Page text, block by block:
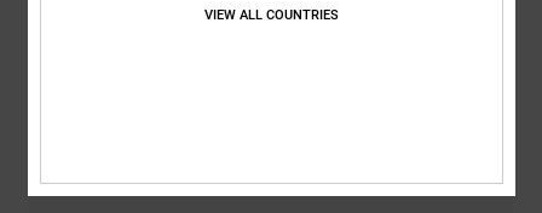
Prijs-kwaliteitverhouding
VIEW ALL COUNTRIES